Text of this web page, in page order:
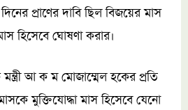
প্রাণের দাবি ছিল বিজয়ের মাস
হিসেবে ঘোষণা করার।
আ ক ম মোজাম্মেল হকের প্রতি
মুক্তিযোদ্ধা মাস হিসেবে যেনো